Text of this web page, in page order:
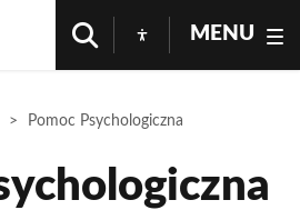
MENU
Pomoc Psychologiczna